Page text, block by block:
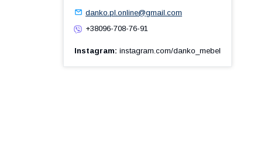
danko.pl.online@gmail.com
+38096-708-76-91
Instagram instagram.com/danko_mebel